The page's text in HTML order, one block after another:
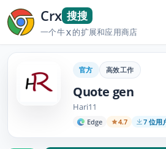
Crx 搜搜
一个牛X的扩展和应用商店
官方 高效工作
Quote gen
Hari11
Edge 4.7 7 位用